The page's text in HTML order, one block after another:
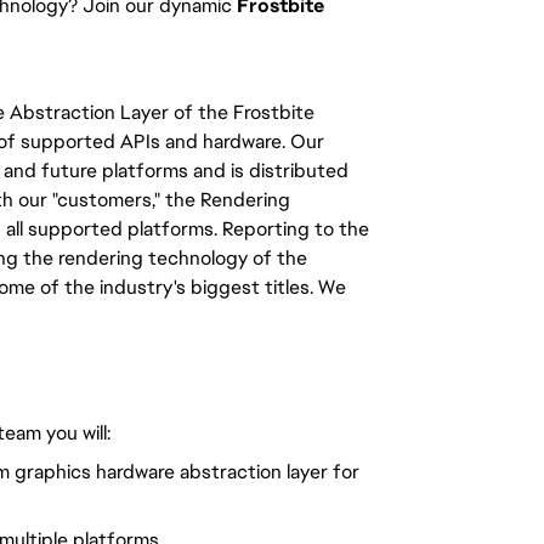
Join our dynamic Frostbite
Abstraction Layer of the Frostbite
supported APIs and hardware. Our
future platforms and is distributed
our "customers," the Rendering
all supported platforms. Reporting to the
the rendering technology of the
of the industry's biggest titles. We
you will:
graphics hardware abstraction layer for